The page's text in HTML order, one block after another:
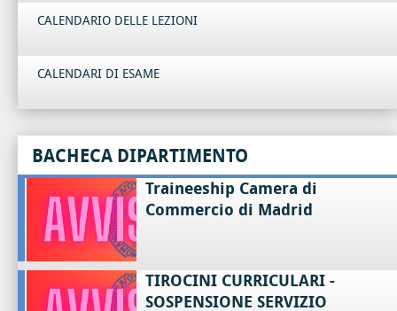
CALENDARIO DELLE LEZIONI
CALENDARI DI ESAME
BACHECA DIPARTIMENTO
Traineeship Camera di
Commercio di Madrid
TIROCINI CURRICULARI -
SOSPENSIONE SERVIZIO